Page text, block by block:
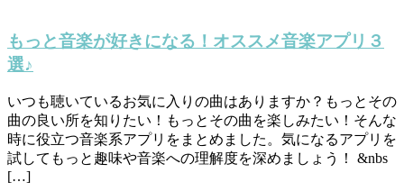
もっと音楽が好きになる！オススメ音楽アプリ３
選♪
いつも聴いているお気に入りの曲はありますか？もっとその
曲の良い所を知りたい！もっとその曲を楽しみたい！そんな
時に役立つ音楽系アプリをまとめました。気になるアプリを
試してもっと趣味や音楽への理解度を深めましょう！ &nbs
[…]